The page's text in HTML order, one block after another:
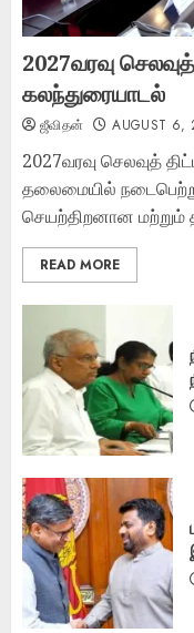
2027வரவு
கலந்துரையாடல்
ஜீவிதன் AUGUST 6,
2027வரவு செலவுத்
தலைமையில்
செயற்திறனான
READ MORE